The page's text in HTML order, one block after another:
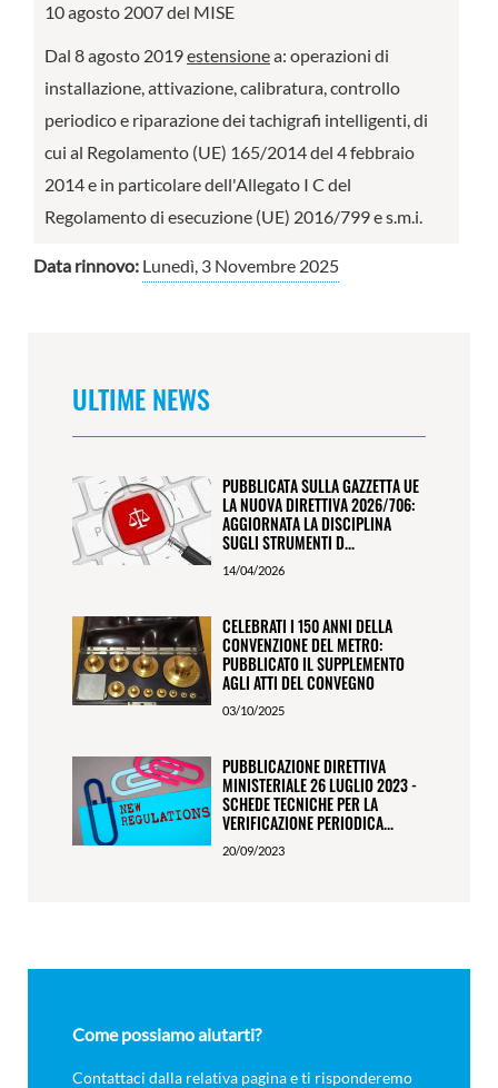
10 agosto 2007 del MISE
Dal 8 agosto 2019estensionea: operazioni di
installazione, attivazione, calibratura, controllo
periodico e riparazione dei tachigrafi intelligenti, di
cui al Regolamento (UE) 165/2014 del 4 febbraio
2014 e in particolare dell'Allegato I C del
Regolamento di esecuzione (UE) 2016/799 e s.m.i.
Data rinnovo: Lunedì, 3 Novembre 2025
ULTIME NEWS
PUBBLICATA SULLA GAZZETTA UE
LA NUOVA DIRETTIVA 2026/706:
AGGIORNATA LA DISCIPLINA
SUGLI STRUMENTI D...
14/04/2026
CELEBRATI I 150 ANNI DELLA
CONVENZIONE DEL METRO:
PUBBLICATO IL SUPPLEMENTO
AGLI ATTI DEL CONVEGNO
03/10/2025
PUBBLICAZIONE DIRETTIVA
MINISTERIALE 26 LUGLIO 2023 -
SCHEDE TECNICHE PER LA
VERIFICAZIONE PERIODICA...
20/09/2023
Come possiamo aiutarti?
Contattaci dalla relativa pagina e ti risponderemo